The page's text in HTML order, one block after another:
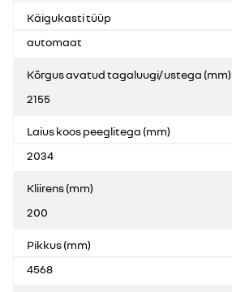
Käigukasti tüüp
automaat
Kõrgus avatud tagaluugi/ ustega (mm)
2155
Laius koos peeglitega (mm)
2034
Kliirens (mm)
200
Pikkus (mm)
4568